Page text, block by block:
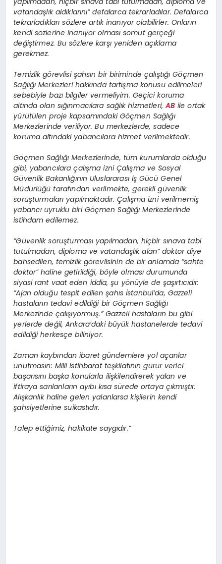
vatandaşlık aldıklarını” defalarca tekrarladılar. Defalarca
tekrarladıkları sözlere artık inanıyor olabilirler. Onların
kendi sözlerine inanıyor olması somut gerçeği
değiştirmez. Bu sözlere karşı yeniden açıklama
gerekmez.
Temizlik görevlisi şahsın bir biriminde çalıştığı Göçmen
Sağlığı Merkezleri hakkında tartışma konusu edilmeleri
sebebiyle bazı bilgiler vermeliyim. Geçici koruma
altında olan sığınmacılara sağlık hizmetleri,AB ile ortak
yürütülen proje kapsamındaki Göçmen Sağlığı
Merkezlerinde veriliyor. Bu merkezlerde, sadece
koruma altındaki yabancılara hizmet verilmektedir.
Göçmen Sağlığı Merkezlerinde, tüm kurumlarda olduğu
gibi, yabancılara çalışma izni Çalışma ve Sosyal
Güvenlik Bakanlığının Uluslararası İş Gücü Genel
Müdürlüğü tarafından verilmekte, gerekli güvenlik
soruşturmaları yapılmaktadır. Çalışma izni verilmemiş
yabancı uyruklu biri Göçmen Sağlığı Merkezlerinde
istihdam edilemez.
“Güvenlik soruşturması yapılmadan, hiçbir sınava tabi
tutulmadan, diploma ve vatandaşlık alan” doktor diye
bahsedilen, temizlik görevlisinin de bir anlamda “sahte
doktor” haline getirildiği, böyle olması durumunda
siyasi rant vaat eden iddia, şu yönüyle de şaşırtıcıdır:
“Ajan olduğu tespit edilen şahıs İstanbul’da, Gazzeli
hastaların tedavi edildiği bir Göçmen Sağlığı
Merkezinde çalışıyormuş.” Gazzeli hastaların bu gibi
yerlerde değil, Ankara’daki büyük hastanelerde tedavi
edildiği herkesçe biliniyor.
Zaman kaybından ibaret gündemlere yol açanlar
unutmasın: Milli istihbarat teşkilatının gurur verici
başarısını başka konularla ilişkilendirerek yalan ve
iftiraya sarılanların ayıbı kısa sürede ortaya çıkmıştır.
Alışkanlık haline gelen yalanlarsa kişilerin kendi
şahsiyetlerine suikastıdır.
Talep ettiğimiz, hakikate saygıdır.”